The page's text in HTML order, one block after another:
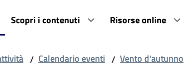
Scopri i contenuti Risorse online
/ Calendario eventi / Vento d'autunno